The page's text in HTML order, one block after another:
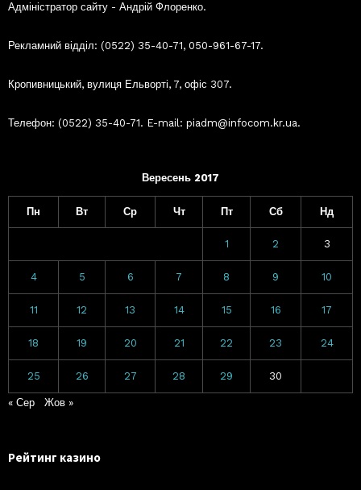
Адміністратор сайту - Андрій Флоренко.
Рекламний відділ: (0522) 35-40-71, 050-961-67-17.
Кропивницький, вулиця Ельворті, 7, офіс 307.
Телефон: (0522) 35-40-71. E-mail: piadm@infocom.kr.ua.
Вересень 2017
Пн Вт Ср Чт Пт Сб Нд
1 2 3
4 5 6 7 8 9 10
11 12 13 14 15 16 17
18 19 20 21 22 23 24
25 26 27 28 29 30
« Сер Жов »
Рейтинг казино